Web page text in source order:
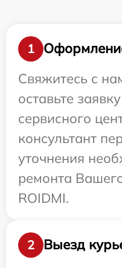
1
Свяжитесь с
оставьте
сервисного
консультант
уточнения
ремонта
ROIDMI.
2
Выезд